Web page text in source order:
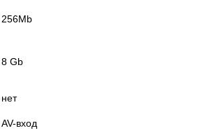
256Mb
8 Gb
нет
AV-вход